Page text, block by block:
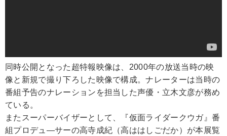
同時公開となった超特報映像は、2000年の放送当時の映
像と新規で撮り下ろした映像で構成。ナレーターは当時の
番組予告のナレーションを担当した声優・立木文彦が務め
ている。
またスーパーバイザーとして、『仮面ライダークウガ』番
組プロデュ―サーの高寺成紀（高ははしごだか）が本展覧